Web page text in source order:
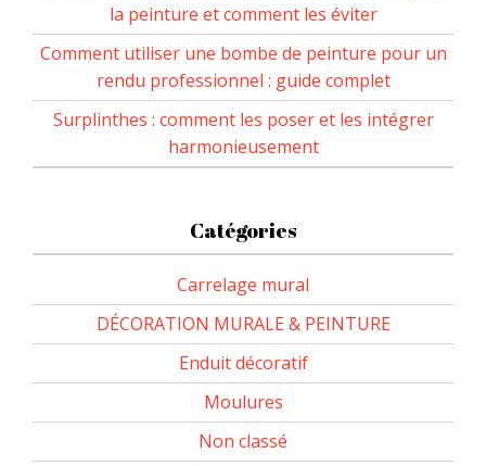
la peinture et comment les éviter
Comment utiliser une bombe de peinture pour un
rendu professionnel : guide complet
Surplinthes : comment les poser et les intégrer
harmonieusement
Catégories
Carrelage mural
DÉCORATION MURALE & PEINTURE
Enduit décoratif
Moulures
Non classé